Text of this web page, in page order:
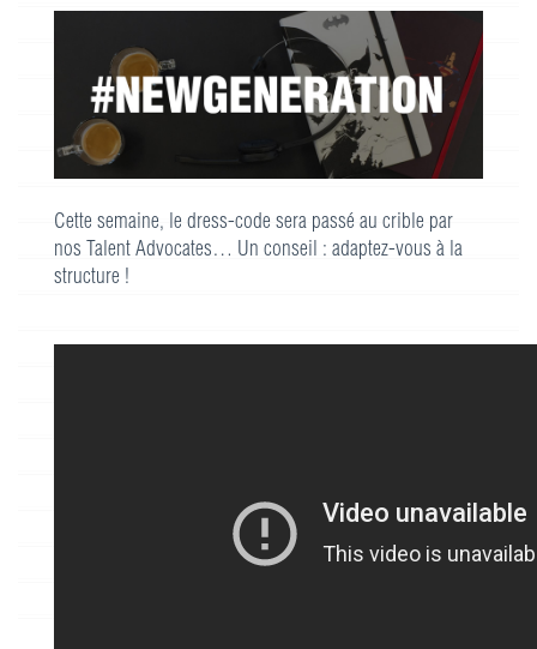
Cette semaine, le dress-code sera passé au crible par
nos Talent Advocates… Un conseil : adaptez-vous à la
structure !